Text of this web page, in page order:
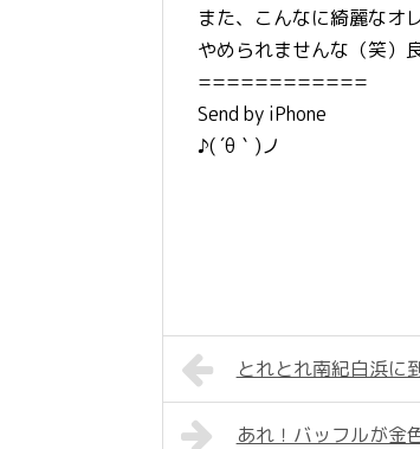
また、こんなに綺麗なオ
やめられませんな（笑）
============
Send by iPhone
♪( ´θ｀)ノ
とれとれ南紀白浜に
あれ！バッフルが金